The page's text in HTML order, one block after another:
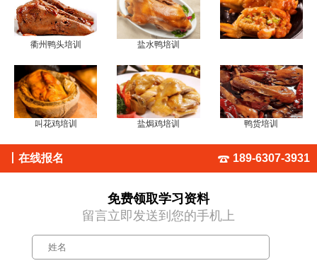
衢州鸭头培训 盐水鸭培训
叫花鸡培训 盐焗鸡培训 鸭货培训
在线报名 189-6307-3931
免费领取学习资料
留言立即发送到您的手机上